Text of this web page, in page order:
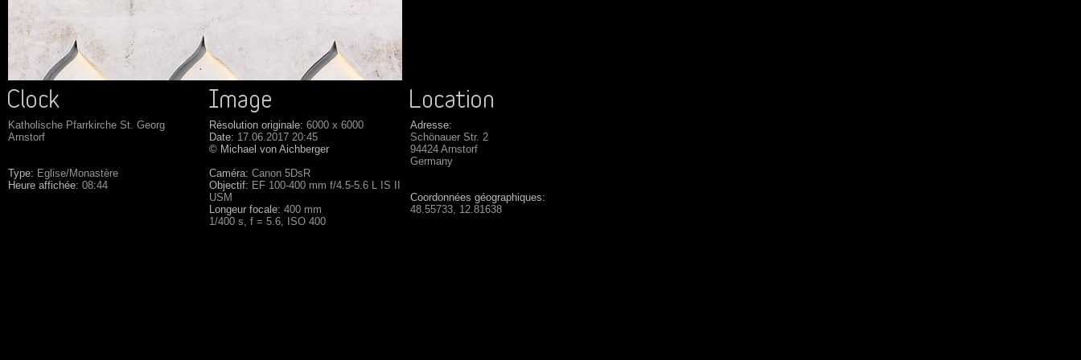
Katholische Pfarrkirche St. Georg
Arnstorf
Type: Eglise/Monastère
Heure affichée: 08:44
Résolution originale: 6000 x 6000
Date: 17.06.2017 20:45
© Michael von Aichberger
Caméra: Canon 5DsR
Objectif: EF 100-400 mm f/4.5-5.6 L IS II
USM
Longeur focale: 400 mm
1/400 s, f = 5.6, ISO 400
Adresse:
Schönauer Str. 2
94424 Arnstorf
Germany
Coordonnées géographiques:
48.55733, 12.81638